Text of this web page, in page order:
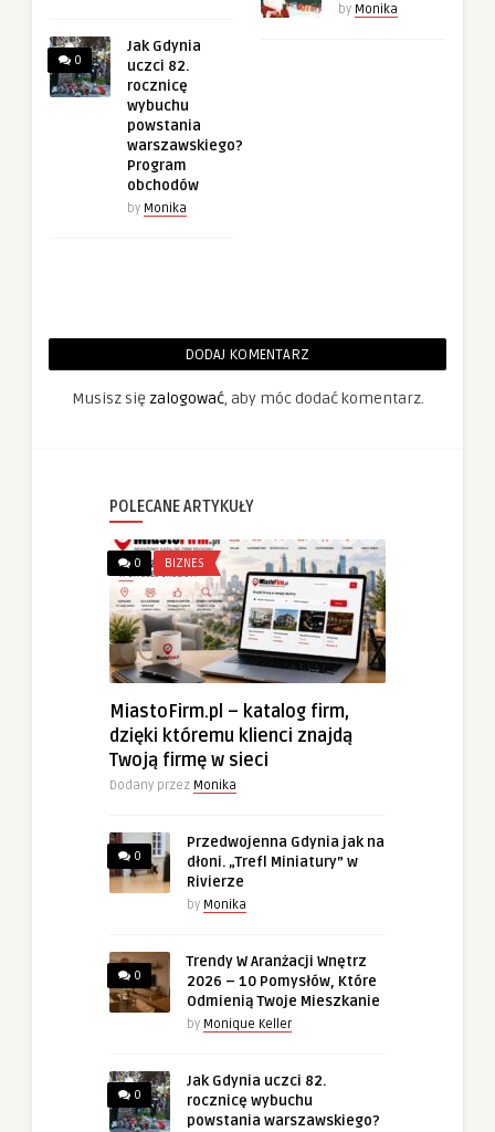
0
Jak Gdynia
uczci 82.
rocznicę
wybuchu
powstania
warszawskiego?
Program
obchodów
by Monika
by Monika
DODAJ KOMENTARZ
Musisz się zalogować, aby móc dodać komentarz.
POLECANE ARTYKUŁY
0 BIZNES
MiastoFirm.pl – katalog firm,
dzięki któremu klienci znajdą
Twoją firmę w sieci
Dodany przez Monika
0
Przedwojenna Gdynia jak na
dłoni. „Trefl Miniatury” w
Rivierze
by Monika
0
Trendy W Aranżacji Wnętrz
2026 – 10 Pomysłów, Które
Odmienią Twoje Mieszkanie
by Monique Keller
0
Jak Gdynia uczci 82.
rocznicę wybuchu
powstania warszawskiego?